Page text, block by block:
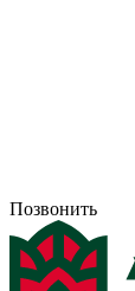
Позвонить